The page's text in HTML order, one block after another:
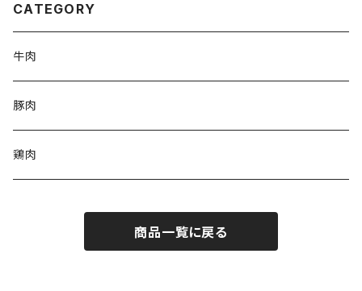
CATEGORY
牛肉
豚肉
鶏肉
商品一覧に戻る